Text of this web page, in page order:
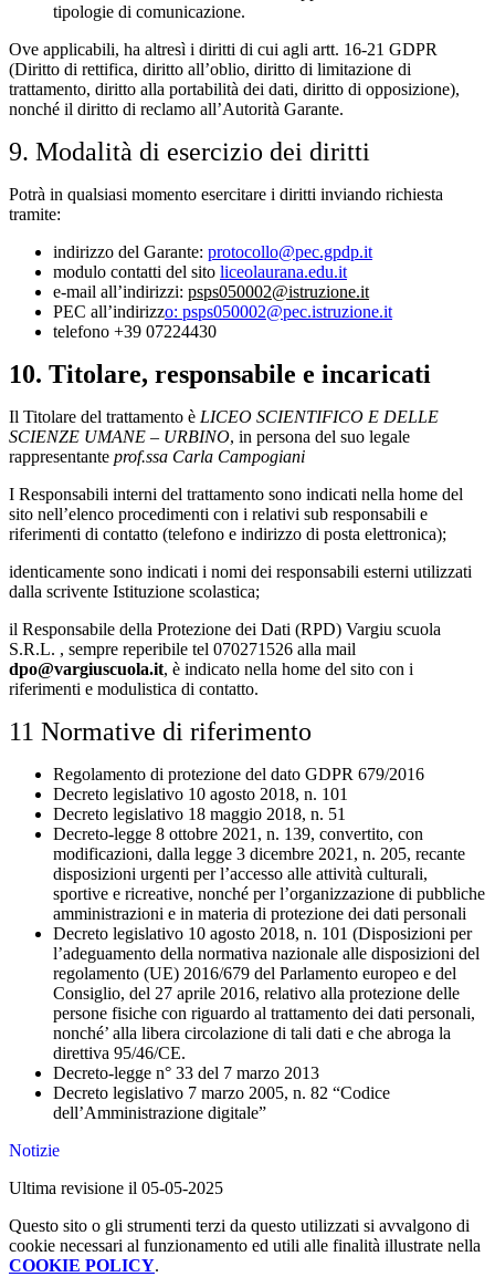
tipologie di comunicazione.
Ove applicabili, ha altresì i diritti di cui agli artt. 16-21 GDPR
(Diritto di rettifica, diritto all’oblio, diritto di limitazione di
trattamento, diritto alla portabilità dei dati, diritto di opposizione),
nonché il diritto di reclamo all’Autorità Garante.
9. Modalità di esercizio dei diritti
Potrà in qualsiasi momento esercitare i diritti inviando richiesta
tramite:
indirizzo del Garante: protocollo@pec.gpdp.it
modulo contatti del sito liceolaurana.edu.it
e-mail all’indirizzi: psps050002@istruzione.it
PEC all’indirizzo: psps050002@pec.istruzione.it
telefono +39 07224430
10. Titolare, responsabile e incaricati
Il Titolare del trattamento è LICEO SCIENTIFICO E DELLE
SCIENZE UMANE – URBINO, in persona del suo legale
rappresentante prof.ssa Carla Campogiani
I Responsabili interni del trattamento sono indicati nella home del
sito nell’elenco procedimenti con i relativi sub responsabili e
riferimenti di contatto (telefono e indirizzo di posta elettronica);
identicamente sono indicati i nomi dei responsabili esterni utilizzati
dalla scrivente Istituzione scolastica;
il Responsabile della Protezione dei Dati (RPD) Vargiu scuola
S.R.L. , sempre reperibile tel 070271526 alla mail
dpo@vargiuscuola.it, è indicato nella home del sito con i
riferimenti e modulistica di contatto.
11 Normative di riferimento
Regolamento di protezione del dato GDPR 679/2016
Decreto legislativo 10 agosto 2018, n. 101
Decreto legislativo 18 maggio 2018, n. 51
Decreto-legge 8 ottobre 2021, n. 139, convertito, con
modificazioni, dalla legge 3 dicembre 2021, n. 205, recante
disposizioni urgenti per l’accesso alle attività culturali,
sportive e ricreative, nonché per l’organizzazione di pubbliche
amministrazioni e in materia di protezione dei dati personali
Decreto legislativo 10 agosto 2018, n. 101 (Disposizioni per
l’adeguamento della normativa nazionale alle disposizioni del
regolamento (UE) 2016/679 del Parlamento europeo e del
Consiglio, del 27 aprile 2016, relativo alla protezione delle
persone fisiche con riguardo al trattamento dei dati personali,
nonché’ alla libera circolazione di tali dati e che abroga la
direttiva 95/46/CE.
Decreto-legge n° 33 del 7 marzo 2013
Decreto legislativo 7 marzo 2005, n. 82 “Codice
dell’Amministrazione digitale”
Notizie
Ultima revisione il 05-05-2025
Questo sito o gli strumenti terzi da questo utilizzati si avvalgono di
cookie necessari al funzionamento ed utili alle finalità illustrate nella
COOKIE POLICY.